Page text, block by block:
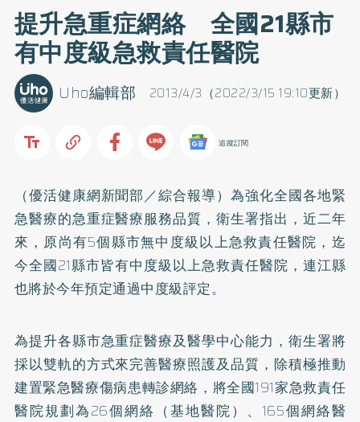
提升急重症網絡 全國21縣市
有中度級急救責任醫院
2013/4/3（2022/3/15 19:10更新）
Uho編輯部
追蹤訂閱
（優活健康網新聞部／綜合報導）為強化全國各地緊
急醫療的急重症醫療服務品質，衛生署指出，近二年
來，原尚有5個縣市無中度級以上急救責任醫院，迄
今全國21縣市皆有中度級以上急救責任醫院，連江縣
也將於今年預定通過中度級評定。
為提升各縣市急重症醫療及醫學中心能力，衛生署將
採以雙軌的方式來完善醫療照護及品質，除積極推動
建置緊急醫療傷病患轉診網絡，將全國191家急救責任
醫院規劃為26個網絡（基地醫院）、165個網絡醫